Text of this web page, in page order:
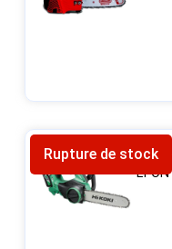
Rupture de stock
LI-ON